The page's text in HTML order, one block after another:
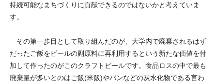
持続可能なまちづくりに貢献できるのではないかと考えていま
す。
その第一歩目として取り組んだのが、大学内で廃棄されるはず
だったご飯をビールの副原料に再利用するという新たな価値を付
加して作ったのがこのクラフトビールです。食品ロスの中で最も
廃棄量が多いとのはご飯(米飯)やパンなどの炭水化物である言わ